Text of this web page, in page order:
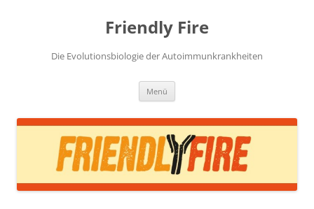
Friendly Fire
Die Evolutionsbiologie der Autoimmunkrankheiten
Menü